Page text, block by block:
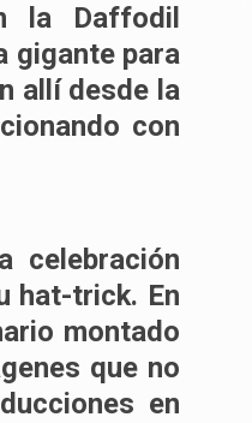
la Daffodil
gigante para
allí desde la
con
celebración
hat-trick. En
montado
que no
en